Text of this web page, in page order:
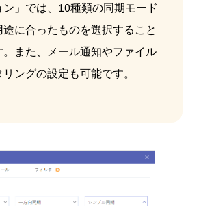
ン」では、10種類の同期モード
に合ったものを選択すること
。また、メール通知やファイル
ングの設定も可能です。